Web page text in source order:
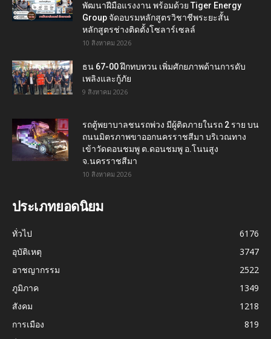
พัฒนาฝีมือแรงงาน พร้อมด้วย Tiger Energy
Group จัดอบรมหลักสูตรวิชาชีพระยะสั้น
หลักสูตรช่างติดตั้งโซลาร์เซลล์
10 สิงหาคม 2026
ธน 67-00 ฝึกทบทวน เพิ่มศักยภาพด้านการดับ
เพลิงและกู้ภัย
9 สิงหาคม 2026
รถตู้พยาบาลชนรถพ่วง มีผู้ติดภายในรถ 2 ราย บน
ถนนมิตรภาพขาออกนครราชสีมา บริเวณทาง
เข้าวัดดอนชมพู ต.ดอนชมพู อ.โนนสูง
จ.นครราชสีมา
10 สิงหาคม 2026
ประเภทยอดนิยม
ทั่วไป
6176
อุบัติเหตุ
3747
อาชญากรรม
2522
ภูมิภาค
1349
สังคม
1218
การเมือง
819